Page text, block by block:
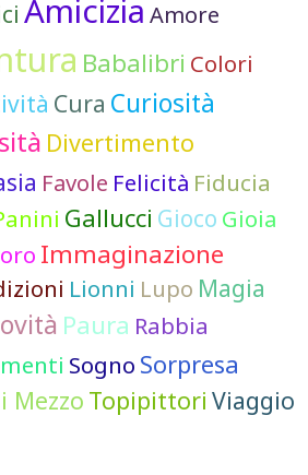
Amicizia Amore
Babalibri Colori
Cura Curiosità
Divertimento
Favole Felicità Fiducia
Gallucci Gioco Gioia
Immaginazione
Lionni Lupo Magia
Paura Rabbia
Sogno Sorpresa
Mezzo Topipittori Viaggio